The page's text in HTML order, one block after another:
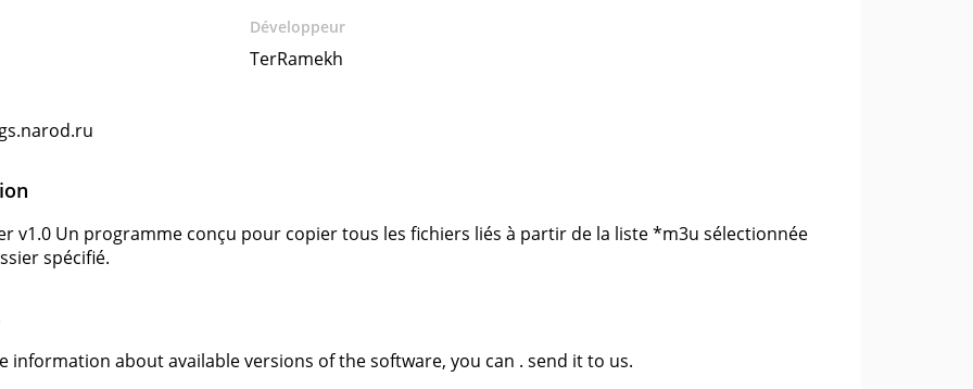
Développeur
TerRamekh
v1.0 Un programme conçu pour copier tous les fichiers liés à partir de la liste *m3u sélectionnée
spécifié.
information about available versions of the software, you can . send it to us.